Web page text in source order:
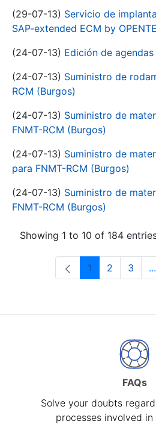
(29-07-13) Servicio de
SAP-extended ECM by
(24-07-13) Edición de
(24-07-13) Suministro de
RCM (Burgos)
(24-07-13) Suministro de
FNMT-RCM (Burgos)
(24-07-13) Suministro de
para FNMT-RCM (Burgos)
(24-07-13) Suministro de
FNMT-RCM (Burgos)
Showing 1 to 10 of 184
Page
1 Page
2 Page
3 ...
FAQs
Solve your doubts
processes involved